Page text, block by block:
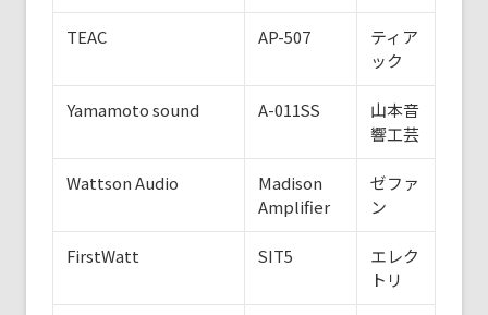
TEAC AP-507
ティア
ック
Yamamoto sound A-011SS
山本音
響工芸
Wattson Audio
Madison
Amplifier
ゼファ
ン
FirstWatt SIT5
エレク
トリ